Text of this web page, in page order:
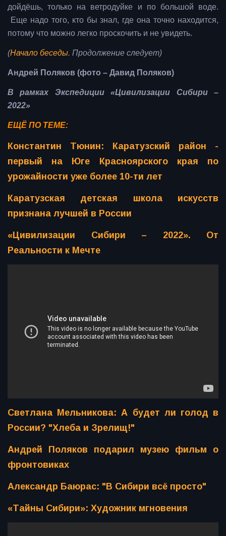
дойдёшь, только на ветродуйке и по большой воде.
Еще надо того, кто бы знал, где она точно находится,
потому что можно легко проскочить и не увидеть.
(Начало беседы. Продолжение следует)
Андрей Поляков (фото – Давид Поляков)
В рамках Экспедиции «Цивилизации Сибири –
2022»
ЕЩЁ ПО ТЕМЕ:
Константин Тюнин: Каратузский район -
первый на Юге Красноярского края по
урожайности уже более 10-ти лет
Каратузская детская школа искусств
признана лучшей в России
«Цивилизации Сибири – 2022». От
Реальности к Мечте
Светлана Мельникова: А будет ли голод в
России? "Хлеба и Зрелищ!"
Андрей Поляков подарил музею фильм о
фронтовиках
Александр Баюрас: "В Сибири всё просто"
«Тайны Сибири»: Художник мгновения